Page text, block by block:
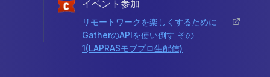
イベント参加
リモートワークを楽しくするために
GatherのAPIを使い倒す その
1(LAPRASモブプロ生配信)